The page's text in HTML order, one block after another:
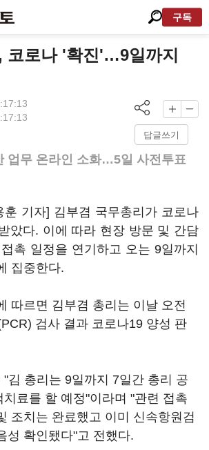
구독
코로나 '확진'…9일까지
답글쓰기
업무 온라인 소화…5일 사전투표
훈 기자] 김부겸 국무총리가 코로나
았다. 이에 따라 현장 방문 및 간담
촉 일정을 연기하고 오는 9일까지
집중한다.
따르면 김부겸 총리는 이날 오전
검사 결과 코로나19 양성 판
김 총리는 9일까지 7일간 총리 공
료를 할 예정"이라며 "관련 접촉
조치는 완료했고 이미 신속항원검
성 확인됐다"고 전했다.